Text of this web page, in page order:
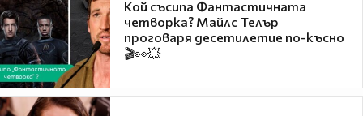
Кой съсипа Фантастичната
четворка? Майлс Телър
проговаря десетилетие по-късно
🎬👀💥